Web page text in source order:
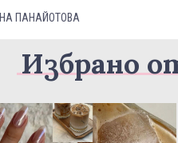
ПАНАЙОТОВА
Избрано